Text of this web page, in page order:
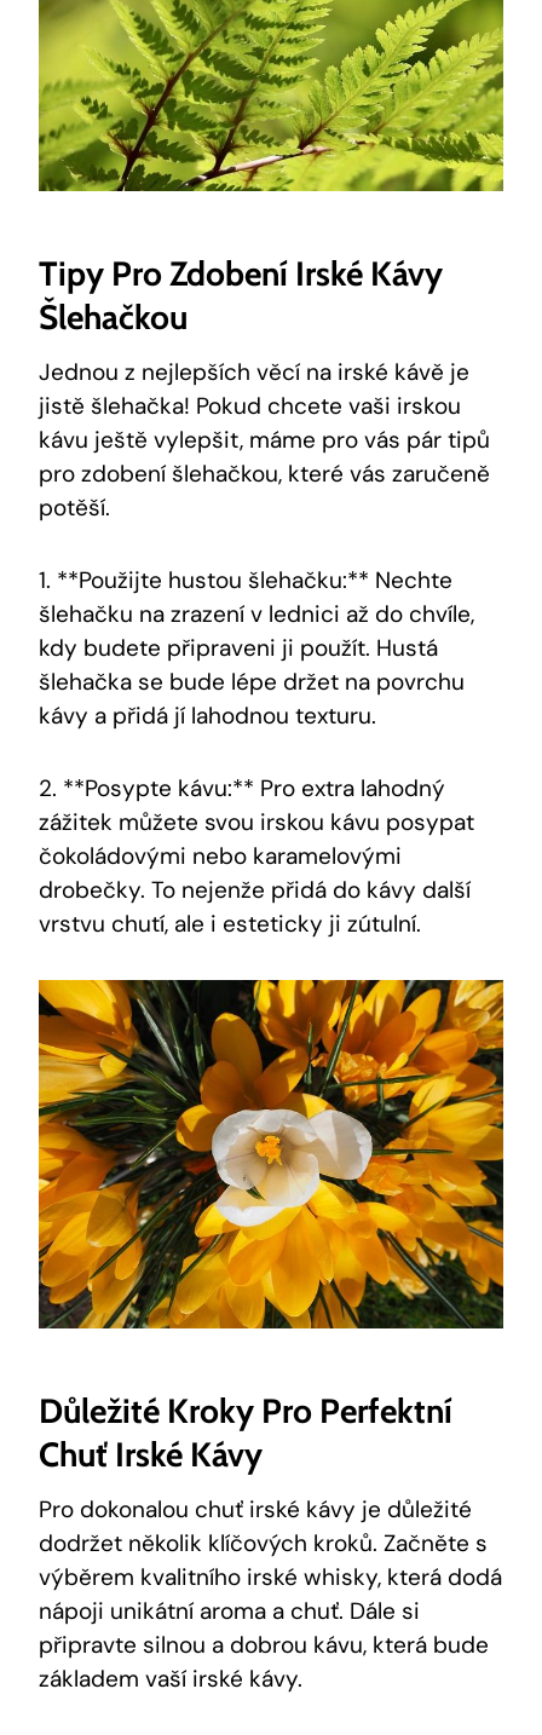
Tipy Pro Zdobení Irské Kávy
Šlehačkou
Jednou z nejlepších věcí na irské kávě je
jistě šlehačka! Pokud chcete vaši irskou
kávu ještě vylepšit, máme pro vás pár tipů
pro zdobení šlehačkou, které vás zaručeně
potěší.
1. **Použijte hustou šlehačku:** Nechte
šlehačku na zrazení v lednici až do chvíle,
kdy budete připraveni ji použít. Hustá
šlehačka se bude lépe držet na povrchu
kávy a přidá jí lahodnou texturu.
2. **Posypte kávu:** Pro extra lahodný
zážitek můžete svou irskou kávu posypat
čokoládovými nebo karamelovými
drobečky. To nejenže přidá do kávy další
vrstvu chutí, ale i esteticky ji zútulní.
Důležité Kroky Pro Perfektní
Chuť Irské Kávy
Pro dokonalou chuť irské kávy je důležité
dodržet několik klíčových kroků. Začněte s
výběrem kvalitního irské whisky, která dodá
nápoji unikátní aroma a chuť. Dále si
připravte silnou a dobrou kávu, která bude
základem vaší irské kávy.